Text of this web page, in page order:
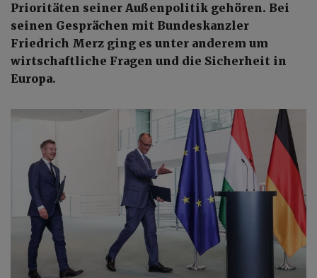
Prioritäten seiner Außenpolitik gehören. Bei
seinen Gesprächen mit Bundeskanzler
Friedrich Merz ging es unter anderem um
wirtschaftliche Fragen und die Sicherheit in
Europa.